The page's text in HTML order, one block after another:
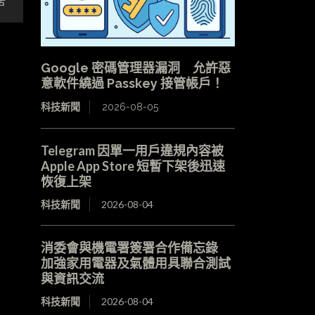
Google 密碼管理器漏洞 允許惡
意軟件繞過 Passkey 接管帳戶！
科技新聞 2026-08-05
Telegram 因單一用戶違規內容被
Apple App Store 短暫下架後迅速
恢復上架
科技新聞 2026-08-04
消委會與機電署簽署合作備忘錄
加強家用電器及氣體用具聯合測試
與資訊交流
科技新聞 2026-08-04